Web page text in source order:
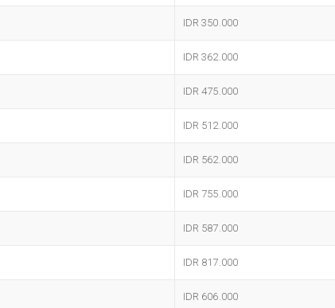
IDR 350.000
IDR 362.000
IDR 475.000
IDR 512.000
IDR 562.000
IDR 755.000
IDR 587.000
IDR 817.000
IDR 606.000